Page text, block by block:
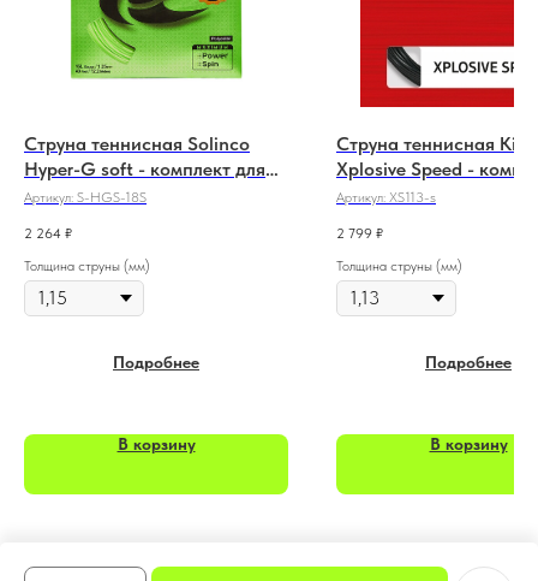
Струна теннисная Solinco
Hyper-G soft - комплект для
перетяжки 12 м
Артикул: S-HGS-18S
2 264 ₽
Толщина струны (мм)
Подробнее
В корзину
Струна теннисная
Xplosive Speed -
перетяжки 12 м
Артикул: XS113-s
2 799 ₽
Толщина струны (мм)
Подробнее
В корзину